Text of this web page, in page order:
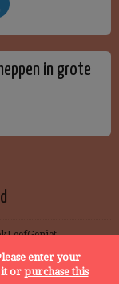
in grote
enter your
it or purchase this